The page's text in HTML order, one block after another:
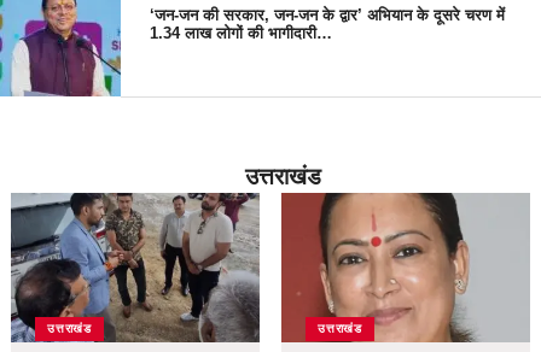
‘जन-जन की सरकार, जन-जन के द्वार’ अभियान के दूसरे चरण में
1.34 लाख लोगों की भागीदारी…
उत्तराखंड
उत्तराखंड उत्तराखंड